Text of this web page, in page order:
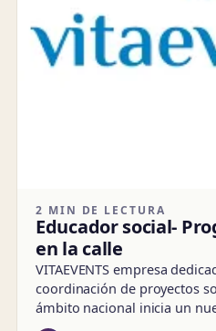
2 MIN DE LECTURA
Educador social-
en la calle
VITAEVENTS empresa
coordinación de proyectos
ámbito nacional inicia un